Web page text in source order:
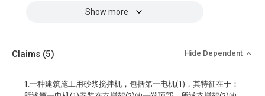
Show more
Claims (5) Hide Dependent
1.一种建筑施工用砂浆搅拌机，包括第一电机(1)，其特征在于：